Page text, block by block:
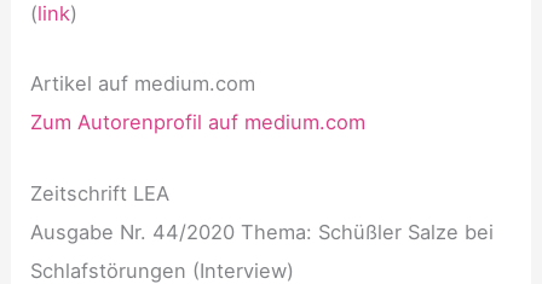
(link)
Artikel auf medium.com
Zum Autorenprofil auf medium.com
Zeitschrift LEA
Ausgabe Nr. 44/2020 Thema: Schüßler Salze bei
Schlafstörungen (Interview)